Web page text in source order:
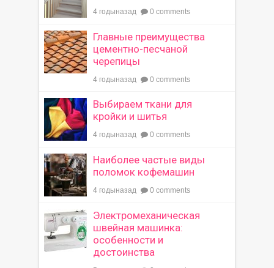
4 годыназад 0 comments
Главные преимущества
цементно-песчаной
черепицы
4 годыназад 0 comments
Выбираем ткани для
кройки и шитья
4 годыназад 0 comments
Наиболее частые виды
поломок кофемашин
4 годыназад 0 comments
Электромеханическая
швейная машинка:
особенности и
достоинства